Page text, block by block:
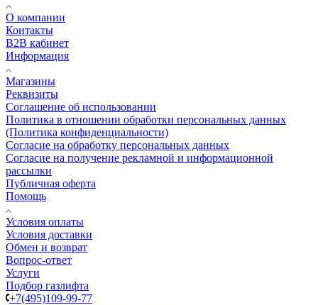
О компании
Контакты
B2B кабинет
Информация
Магазины
Реквизиты
Соглашение об использовании
Политика в отношении обработки персональных данных
(Политика конфиденциальности)
Согласие на обработку персональных данных
Согласие на получение рекламной и информационной
рассылки
Публичная оферта
Помощь
Условия оплаты
Условия доставки
Обмен и возврат
Вопрос-ответ
Услуги
Подбор газлифта
+7(495)109-99-77